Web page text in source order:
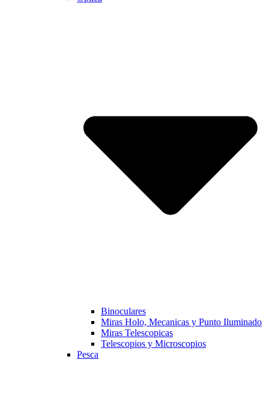
Binoculares
Miras Holo, Mecanicas y Punto Iluminado
Miras Telescopicas
Telescopios y Microscopios
Pesca